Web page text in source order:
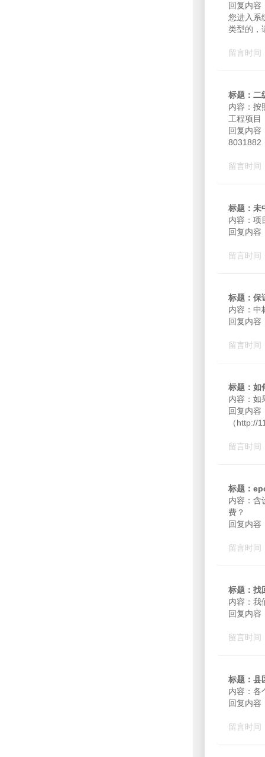
回复内容
您进入系
类型的，
留言时间
标题：二
内容：按
工程项目
回复内容
8031882
留言时间
标题：未
内容：项
回复内容
留言时间
标题：保
内容：中
回复内容
留言时间
标题：如
内容：如
回复内容
（http://
留言时间
标题：
内容：含
费？
回复内容
留言时间
标题：找
内容：我
回复内容
留言时间
标题：县
内容：各
回复内容
留言时间